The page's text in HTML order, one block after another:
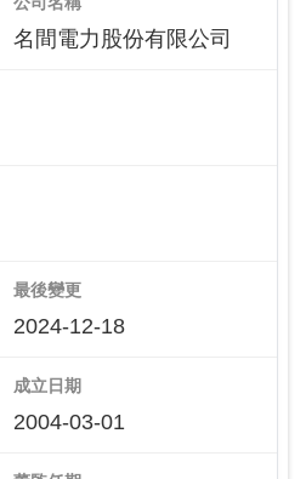
名間電力股份有限公司
最後變更
2024-12-18
成立日期
2004-03-01